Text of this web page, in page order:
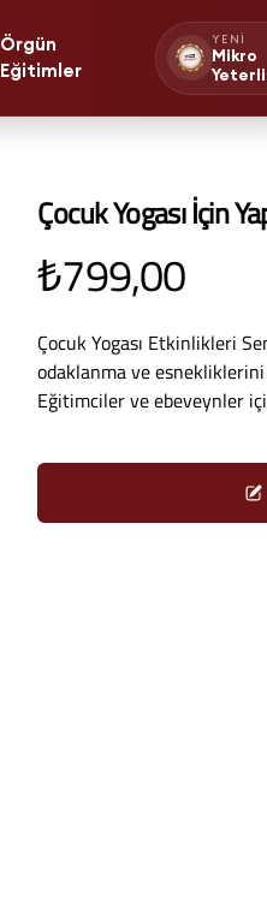
Örgün
Eğitimler
YENI
Mikro
Çocuk Yogası İçin
₺799,00
Çocuk Yogası Etkinlikleri
odaklanma ve
Eğitimciler ve ebeveynler